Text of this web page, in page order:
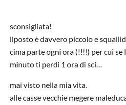
sconsigliata!
llposto è davvero piccolo e
cima parte ogni ora (!!!!) per cui se
minuto ti perdi 1 ora di sci…
mai visto nella mia vita.
alle casse vecchie megere